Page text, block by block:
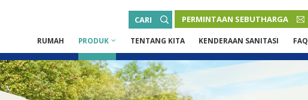
CARI PERMINTAAN SEBUTHARGA
RUMAH PRODUK TENTANG KITA KENDERAAN SANITASI FAQ